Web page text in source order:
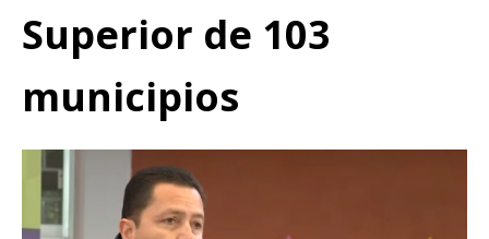
Superior de 103
municipios